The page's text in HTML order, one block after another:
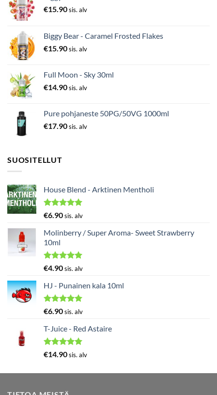
€15.90sis. alv
Biggy Bear - Caramel Frosted Flakes
€15.90sis. alv
Full Moon - Sky 30ml
€14.90sis. alv
Pure pohjaneste 50PG/50VG 1000ml
€17.90sis. alv
SUOSITELLUT
House Blend - Arktinen Mentholi
Arvostelu
5.00/ 5
€6.90sis. alv
Molinberry / Super Aroma- Sweet Strawberry
10ml
Arvostelu
5.00
/ 5
€4.90sis. alv
HJ - Punainen kala 10ml
Arvostelu
5.00
/ 5
€6.90sis. alv
T-Juice - Red Astaire
Arvostelu
€14.90sis. alv